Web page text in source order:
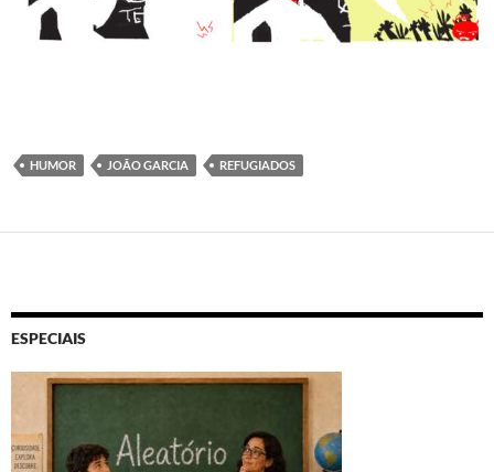
HUMOR JOÃO GARCIA REFUGIADOS
ESPECIAIS